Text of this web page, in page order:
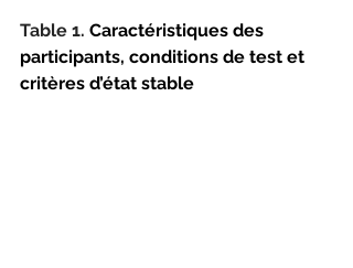
Table 1. Caractéristiques des
participants, conditions de test et
critères d’état stable